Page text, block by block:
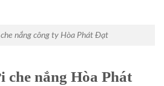
nắng công ty Hòa Phát Đạt
che nắng Hòa Phát